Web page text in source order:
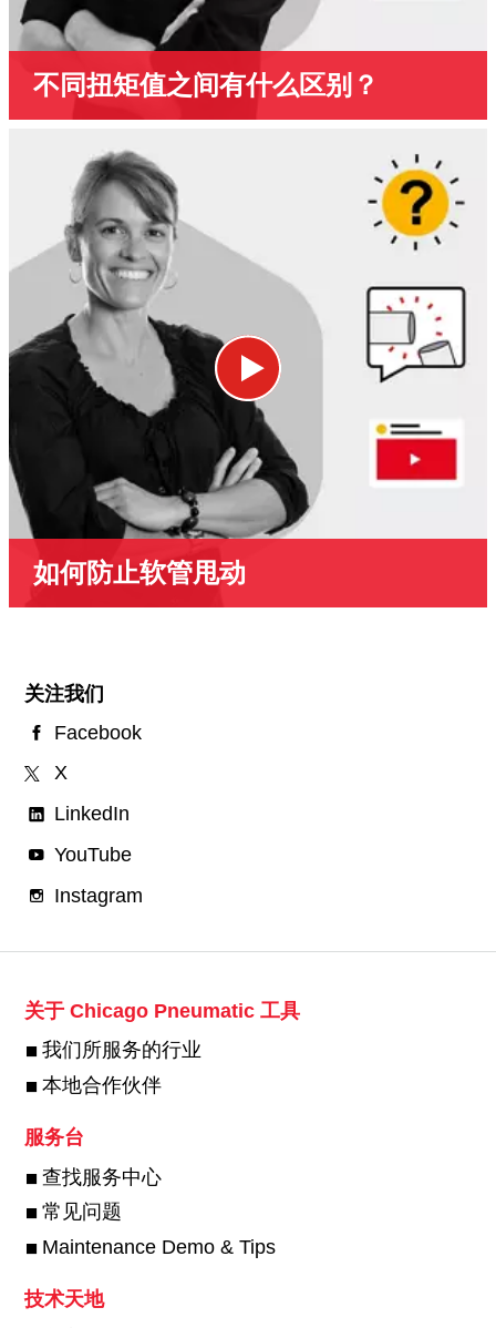
不同扭矩值之间有什么区别？
如何防止软管甩动
关注我们
Facebook
X
LinkedIn
YouTube
Instagram
关于 Chicago Pneumatic 工具
我们所服务的行业
本地合作伙伴
服务台
查找服务中心
常见问题
Maintenance Demo & Tips
技术天地